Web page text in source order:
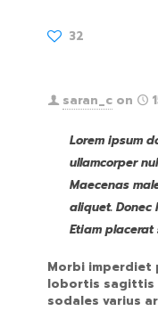
32
saran_c on
Lorem ipsum
ullamcorper
Maecenas
aliquet.
Etiam placerat
Morbi imperdiet
lobortis sagittis
sodales varius